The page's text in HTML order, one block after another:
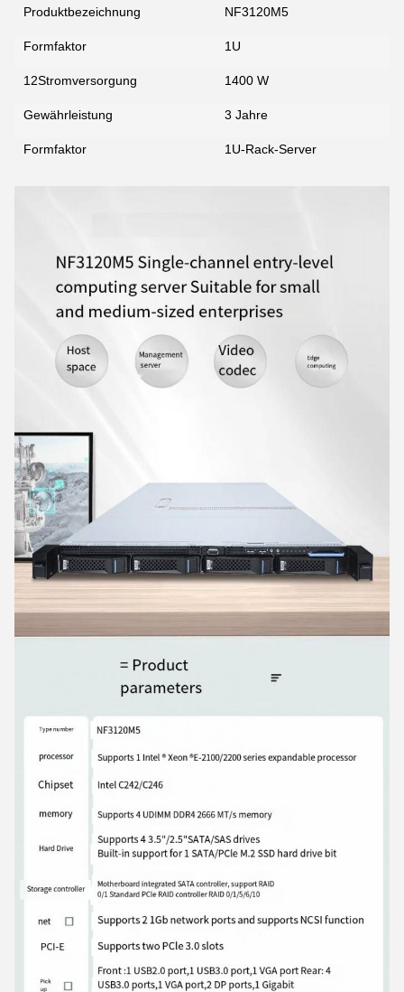
Produktbezeichnung NF3120M5
Formfaktor 1U
12Stromversorgung 1400 W
Gewährleistung 3 Jahre
Formfaktor 1U-Rack-Server